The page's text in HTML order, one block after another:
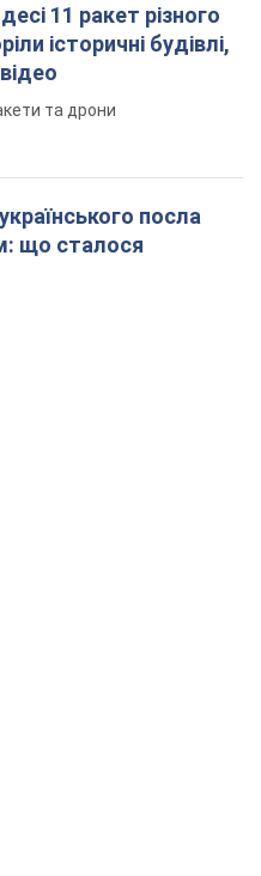
11 ракет різного
історичні будівлі,
та дрони
посла
що сталося